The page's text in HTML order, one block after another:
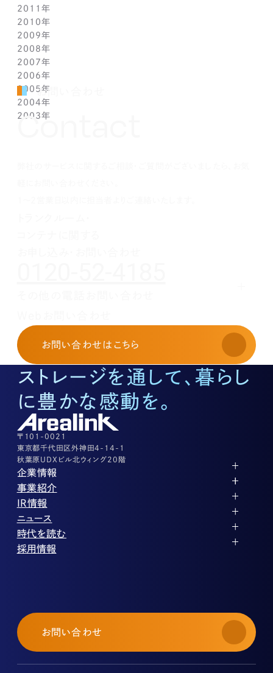
1月(3)
2月(8)
1月(2)
3月(9)
2月(7)
1月(3)
4月(6)
3月(3)
2月(6)
1月(1)
5月(4)
4月(5)
3月(4)
2月(4)
1月(2)
6月(7)
5月(9)
4月(7)
3月(6)
2月(5)
1月(1)
7月(7)
6月(1)
5月(3)
4月(3)
3月(3)
2月(5)
8月(3)
7月(6)
6月(5)
5月(4)
4月(3)
3月(2)
2月(7)
1月(1)
9月(3)
8月(8)
7月(7)
6月(5)
5月(4)
4月(4)
3月(3)
2月(5)
1月(3)
10月(7)
9月(6)
8月(5)
7月(9)
6月(6)
5月(3)
4月(7)
3月(3)
2月(6)
11月(6)
10月(5)
9月(7)
8月(4)
7月(3)
6月(1)
5月(5)
4月(1)
3月(1)
12月(1)
11月(1)
10月(1)
9月(1)
8月(1)
7月(3)
5月(2)
4月(1)
3月(1)
2011年
12月(1)
11月(1)
10月(2)
8月(2)
7月(4)
5月(2)
4月(1)
3月(3)
2010年
12月(1)
11月(1)
10月(2)
9月(1)
8月(2)
7月(3)
5月(2)
2009年
11月(6)
10月(9)
9月(3)
8月(1)
7月(5)
6月(2)
2008年
11月(4)
10月(2)
9月(2)
8月(4)
7月(3)
2007年
12月(2)
11月(2)
10月(1)
9月(2)
2006年
12月(1)
11月(1)
10月(2)
2005年
10月(2)
8月(4)
2004年
12月(4)
2003年
お問い合わせ
Contact
お申し込み・お問い合わせ
03-3526-8568
土地活用に関するお問い合わせ
03-3526-8574
底地に関するお問い合わせ
03-3526-8572
株式に関するお問い合わせ
03-3526-8556
その他上記に当てはまらない案件等
03-3526-8556
お問い合わせ はこちら
ストレージを通して、暮らし
に豊かな感動を。
〒101-0021
東京都千代田区外神田4-14-1
秋葉原UDXビル北ウィング20階
企業情報
代表メッセージ
企業理念
会社概要
役員紹介
沿革
コーポレートガバナンス
事業紹介
ストレージ事業
パートナー制度
ストレージライフ
土地権利整備事業
オフィス事業
アセット事業
IR情報
IRカレンダー
中期経営計画
事業等のリスク
株式・株主情報
個人投資家の皆様へ
よくある質問・用語集
IRメール登録
免責事項
ニュース
PR
IR
時代を読む
投稿一覧
採用情報
採用エントリー
お問い合わせ